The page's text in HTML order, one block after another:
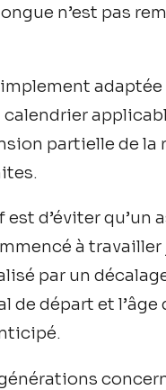
n’est pas
adaptée
calendrier
partielle de la
est d’éviter qu’un
à travailler
par un
de départ et l’âge